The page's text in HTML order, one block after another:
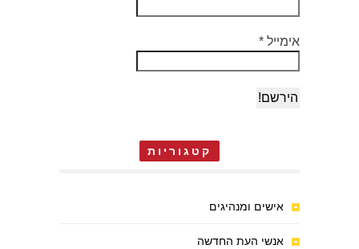
אימייל *
קטגוריות
אישים ומנהיגים
אנשי העת החדשה